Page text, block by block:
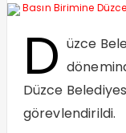
D üzce
Düzce
görevlendirildi.